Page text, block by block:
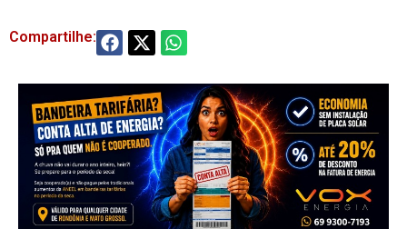
Compartilhe: